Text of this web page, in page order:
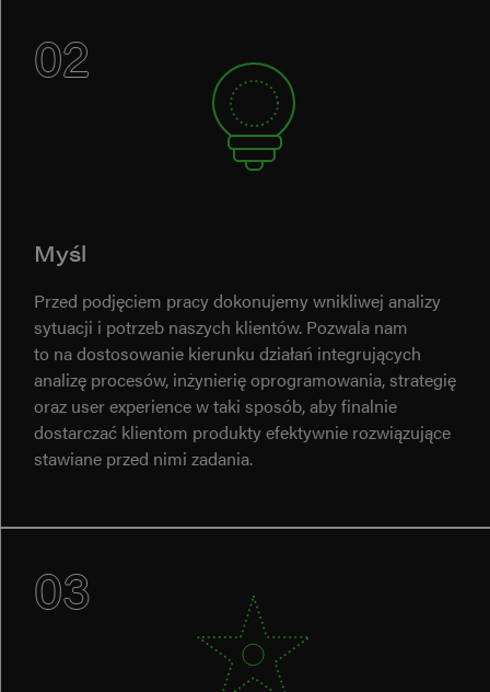
02
Myśl
Przed podjęciem pracy dokonujemy wnikliwej analizy
sytuacji i potrzeb naszych klientów. Pozwala nam
to na dostosowanie kierunku działań integrujących
analizę procesów, inżynierię oprogramowania, strategię
oraz user experience w taki sposób, aby finalnie
dostarczać klientom produkty efektywnie rozwiązujące
stawiane przed nimi zadania.
03